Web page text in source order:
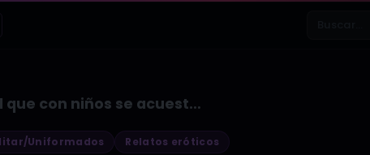
El que con niños se acuesta……
Uniformados Relatos eróticos